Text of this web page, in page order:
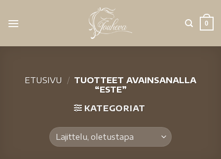
0
ETUSIVU / TUOTTEET AVAINSANALLA
“ESTE”
KATEGORIAT